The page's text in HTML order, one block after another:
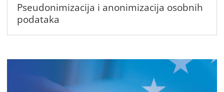
Pseudonimizacija i anonimizacija osobnih
podataka